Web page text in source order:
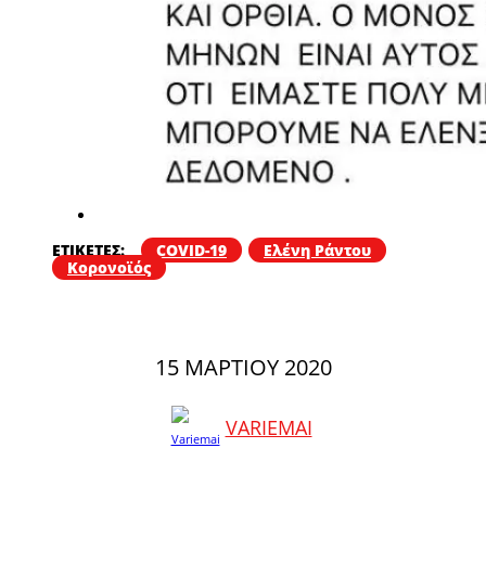
ΕΤΙΚΕΤΕΣ: COVID-19
Ελένη Ράντου
Κορονοϊός
15 ΜΑΡΤΊΟΥ 2020
VARIEMAI